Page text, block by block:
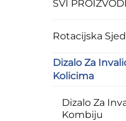
SVI PROIZVODI
Rotacijska
Dizalo Za
Kolicima
Dizalo Za
Kombiju